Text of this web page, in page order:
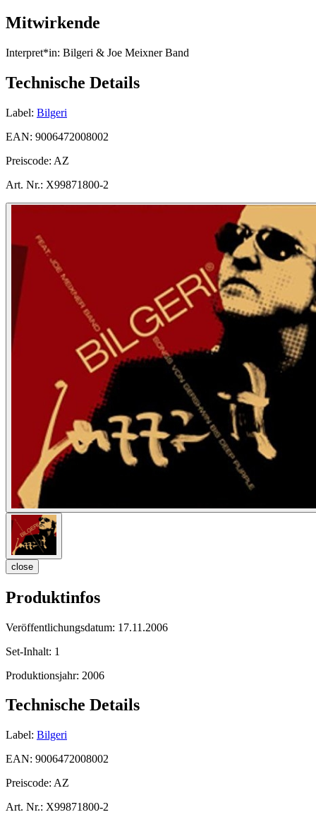
Mitwirkende
Interpret*in: Bilgeri & Joe Meixner Band
Technische Details
Label: Bilgeri
EAN: 9006472008002
Preiscode: AZ
Art. Nr.: X99871800-2
close
Produktinfos
Veröffentlichungsdatum: 17.11.2006
Set-Inhalt: 1
Produktionsjahr: 2006
Technische Details
Label: Bilgeri
EAN: 9006472008002
Preiscode: AZ
Art. Nr.: X99871800-2